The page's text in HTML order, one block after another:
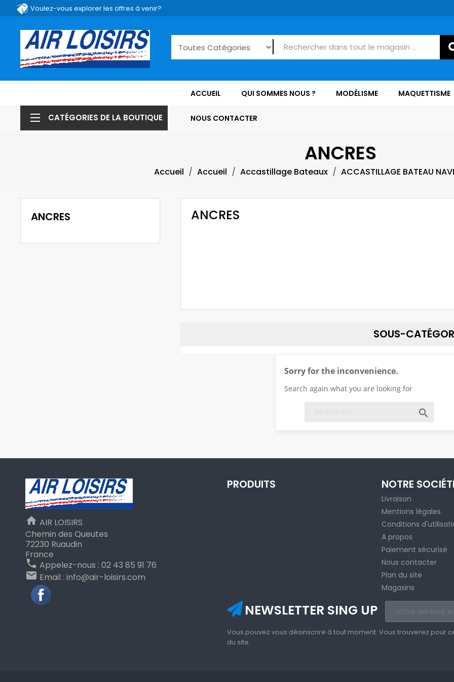
Voulez-vous explorer les offres à venir?
ACCUEIL QUI SOMMES NOUS ? MODÉLISME MAQUETTISME
NOUS CONTACTER
CATÉGORIES DE LA BOUTIQUE
ANCRES
Accueil Accueil Accastillage Bateaux ACCASTILLAGE BATEAU
ANCRES ANCRES
SOUS-
Sorry for the inconvenience.
Search again what you are looking for

home AIR LOISIRS
Chemin des Queutes
72230 Ruaudin
France
phone Appelez-nous : 02 43 85 91 76
email Email : info@air-loisirs.com
PRODUITS NOTRE
Livraison
Mentions légales
Conditions
A propos
Paiement sécurisé
Nous contacter
Plan du site
Magasins
NEWSLETTER SING UP
Vous pouvez vous désinscrire à tout moment. Vous trouverez
du site.